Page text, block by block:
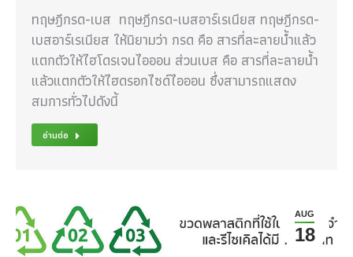
ทฤษฎีกรด-เบส ทฤษฎีกรด-เบสอาร์เรเนียส ทฤษฎีกรด-
เบสอาร์เรเนียส ให้นิยามว่า กรด คือ สารที่ละลายน้ำแล้ว
แตกตัวให้ไฮโดรเจนไอออน ส่วนเบส คือ สารที่ละลายน้ำ
แล้วแตกตัวให้ไฮดรอกไซด์ไอออน ซึ่งสามารถแสดง
สมการทั่วไปดังนี้
อ่านต่อ
AUG
18